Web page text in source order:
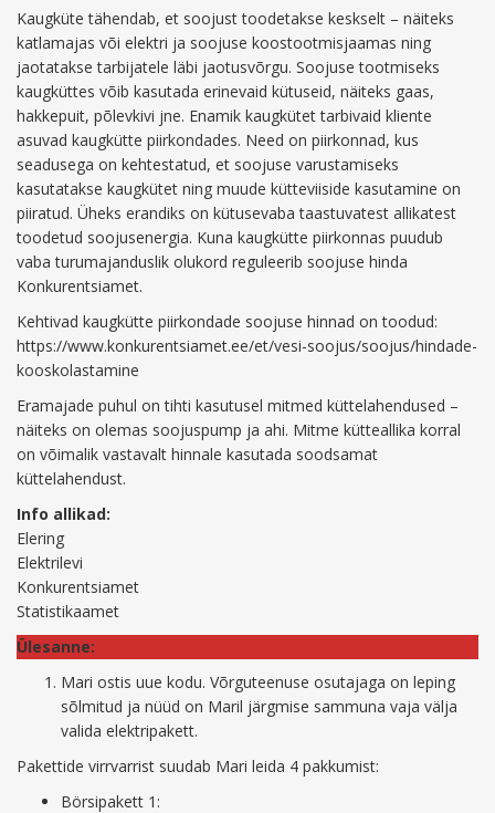
Kaugküte tähendab, et soojust toodetakse keskselt – näiteks
katlamajas või elektri ja soojuse koostootmisjaamas ning
jaotatakse tarbijatele läbi jaotusvõrgu. Soojuse tootmiseks
kaugküttes võib kasutada erinevaid kütuseid, näiteks gaas,
hakkepuit, põlevkivi jne. Enamik kaugkütet tarbivaid kliente
asuvad kaugkütte piirkondades. Need on piirkonnad, kus
seadusega on kehtestatud, et soojuse varustamiseks
kasutatakse kaugkütet ning muude kütteviiside kasutamine on
piiratud. Üheks erandiks on kütusevaba taastuvatest allikatest
toodetud soojusenergia. Kuna kaugkütte piirkonnas puudub
vaba turumajanduslik olukord reguleerib soojuse hinda
Konkurentsiamet.
Kehtivad kaugkütte piirkondade soojuse hinnad on toodud:
https://www.konkurentsiamet.ee/et/vesi-soojus/soojus/hindade-
kooskolastamine
Eramajade puhul on tihti kasutusel mitmed küttelahendused –
näiteks on olemas soojuspump ja ahi. Mitme kütteallika korral
on võimalik vastavalt hinnale kasutada soodsamat
küttelahendust.
Info allikad:
Elering
Elektrilevi
Konkurentsiamet
Statistikaamet
Ülesanne:
Mari ostis uue kodu. Võrguteenuse osutajaga on leping
sõlmitud ja nüüd on Maril järgmise sammuna vaja välja
valida elektripakett.
Pakettide virrvarrist suudab Mari leida 4 pakkumist:
Börsipakett 1: